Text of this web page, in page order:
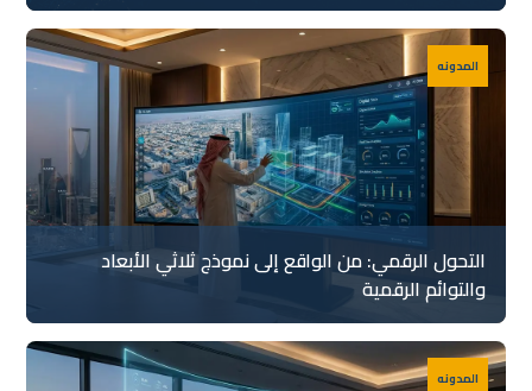
التحول الرقمي: من الواقع إلى نموذج ثلاثي الأبعاد
والتوائم الرقمية
المدونه
المدونه